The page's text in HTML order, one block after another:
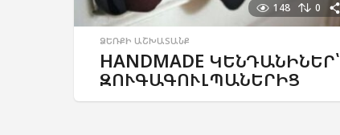
148 0
ՁԵՌՔԻ ԱՇԽԱՏԱՆՔ
HANDMADE ԿԵՆԴԱՆԻՆԵՐ՝
ԶՈՒԳԱԳՈՒԼՊԱՆԵՐԻՑ